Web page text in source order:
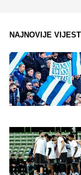
NAJNOVIJE